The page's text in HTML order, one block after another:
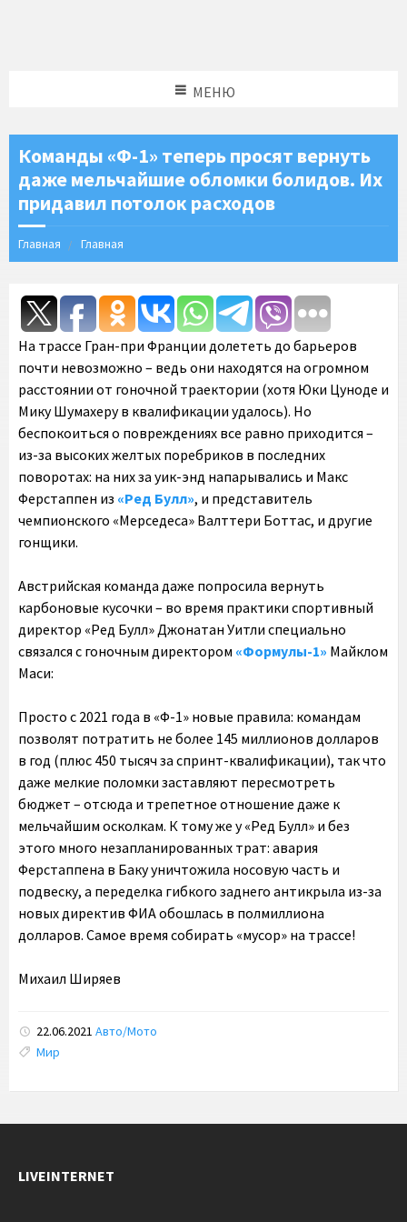
МЕНЮ
Команды «Ф-1» теперь просят вернуть
даже мельчайшие обломки болидов. Их
придавил потолок расходов
Главная Главная
На трассе Гран-при Франции долететь до барьеров
почти невозможно – ведь они находятся на огромном
расстоянии от гоночной траектории (хотя Юки Цуноде и
Мику Шумахеру в квалификации удалось). Но
беспокоиться о повреждениях все равно приходится –
из-за высоких желтых поребриков в последних
поворотах: на них за уик-энд напарывались и Макс
Ферстаппен из «Ред Булл», и представитель
чемпионского «Мерседеса» Валттери Боттас, и другие
гонщики.
Австрийская команда даже попросила вернуть
карбоновые кусочки – во время практики спортивный
директор «Ред Булл» Джонатан Уитли специально
связался с гоночным директором «Формулы-1» Майклом
Маси:
Просто с 2021 года в «Ф-1» новые правила: командам
позволят потратить не более 145 миллионов долларов
в год (плюс 450 тысяч за спринт-квалификации), так что
даже мелкие поломки заставляют пересмотреть
бюджет – отсюда и трепетное отношение даже к
мельчайшим осколкам. К тому же у «Ред Булл» и без
этого много незапланированных трат: авария
Ферстаппена в Баку уничтожила носовую часть и
подвеску, а переделка гибкого заднего антикрыла из-за
новых директив ФИА обошлась в полмиллиона
долларов. Самое время собирать «мусор» на трассе!
Михаил Ширяев
22.06.2021 Авто/Мото
Tags:
Мир
LIVEINTERNET